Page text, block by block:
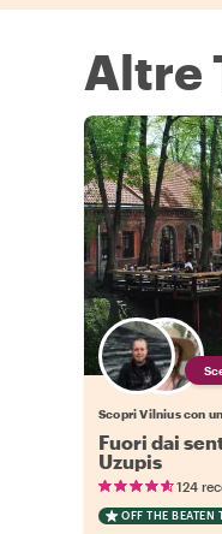
Altre
Scopri Vilnius con
Fuori dai
Uzupis
124
OFF THE BEATEN